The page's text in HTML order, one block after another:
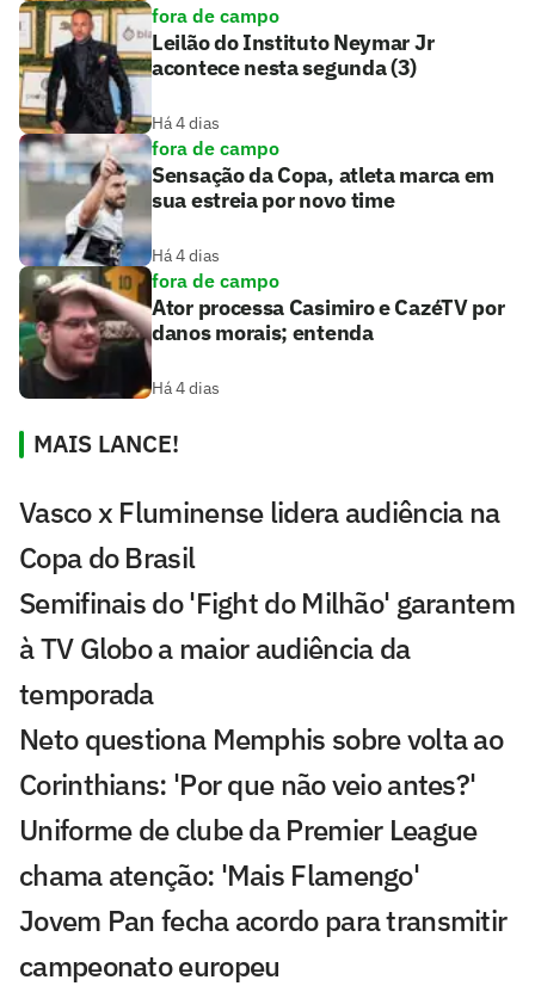
fora de campo
Leilão do Instituto Neymar Jr
acontece nesta segunda (3)
Há 4 dias
fora de campo
Sensação da Copa, atleta marca em
sua estreia por novo time
Há 4 dias
fora de campo
Ator processa Casimiro e CazéTV por
danos morais; entenda
Há 4 dias
MAIS LANCE!
Vasco x Fluminense lidera audiência na
Copa do Brasil
Semifinais do 'Fight do Milhão' garantem
à TV Globo a maior audiência da
temporada
Neto questiona Memphis sobre volta ao
Corinthians: 'Por que não veio antes?'
Uniforme de clube da Premier League
chama atenção: 'Mais Flamengo'
Jovem Pan fecha acordo para transmitir
campeonato europeu